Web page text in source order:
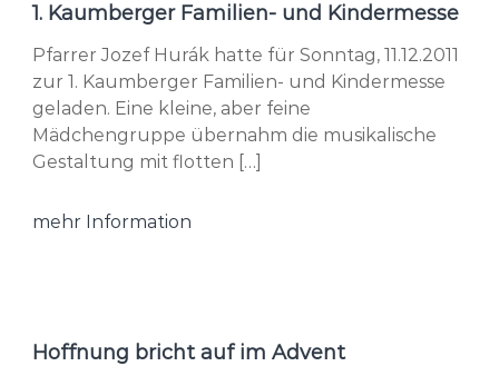
1. Kaumberger Familien- und Kindermesse
Pfarrer Jozef Hurák hatte für Sonntag, 11.12.2011
zur 1. Kaumberger Familien- und Kindermesse
geladen. Eine kleine, aber feine
Mädchengruppe übernahm die musikalische
Gestaltung mit flotten […]
mehr Information
Hoffnung bricht auf im Advent